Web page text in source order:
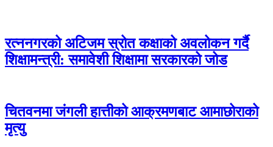
रत्ननगरको अटिजम स्रोत कक्षाको अवलोकन गर्दै
शिक्षामन्त्री: समावेशी शिक्षामा सरकारको जोड
चितवनमा जंगली हात्तीको आक्रमणबाट आमाछोराको
मृत्यु